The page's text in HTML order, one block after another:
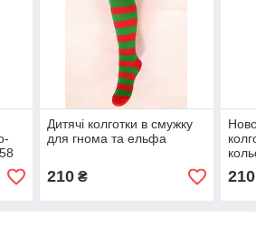
Дитячі колготки в смужку
для гнома та ельфа
210₴ 210